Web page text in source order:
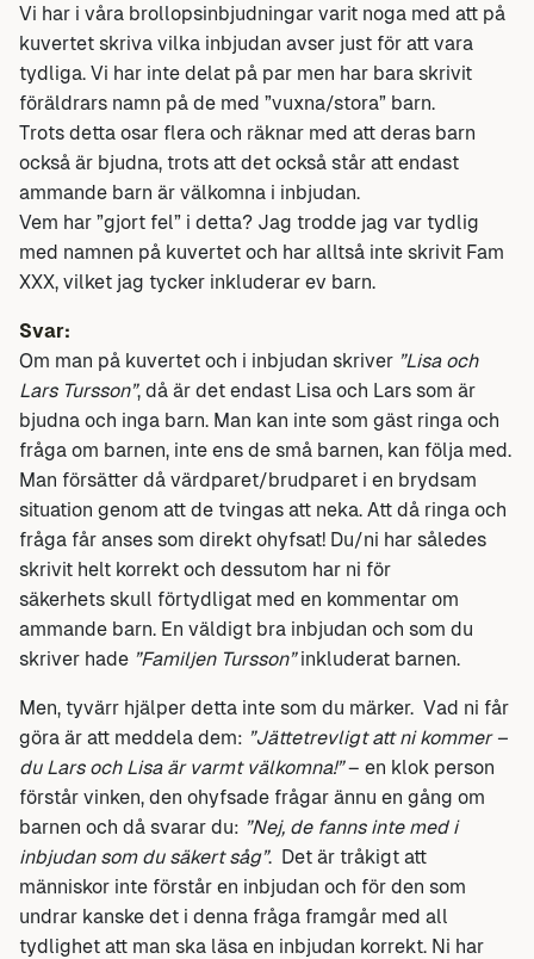
Vi har i våra brollopsinbjudningar varit noga med att på
kuvertet skriva vilka inbjudan avser just för att vara
tydliga. Vi har inte delat på par men har bara skrivit
föräldrars namn på de med ”vuxna/stora” barn.
Trots detta osar flera och räknar med att deras barn
också är bjudna, trots att det också står att endast
ammande barn är välkomna i inbjudan.
Vem har ”gjort fel” i detta? Jag trodde jag var tydlig
med namnen på kuvertet och har alltså inte skrivit Fam
XXX, vilket jag tycker inkluderar ev barn.
Svar:
Om man på kuvertet och i inbjudan skriver ”Lisa och
Lars Tursson”, då är det endast Lisa och Lars som är
bjudna och inga barn. Man kan inte som gäst ringa och
fråga om barnen, inte ens de små barnen, kan följa med.
Man försätter då värdparet/brudparet i en brydsam
situation genom att de tvingas att neka. Att då ringa och
fråga får anses som direkt ohyfsat! Du/ni har således
skrivit helt korrekt och dessutom har ni för
säkerhets skull förtydligat med en kommentar om
ammande barn. En väldigt bra inbjudan och som du
skriver hade ”Familjen Tursson”inkluderat barnen.
Men, tyvärr hjälper detta inte som du märker. Vad ni får
göra är att meddela dem: ”Jättetrevligt att ni kommer –
du Lars och Lisa är varmt välkomna!”– en klok person
förstår vinken, den ohyfsade frågar ännu en gång om
barnen och då svarar du: ”Nej, de fanns inte med i
inbjudan som du säkert såg”. Det är tråkigt att
människor inte förstår en inbjudan och för den som
undrar kanske det i denna fråga framgår med all
tydlighet att man ska läsa en inbjudan korrekt. Ni har